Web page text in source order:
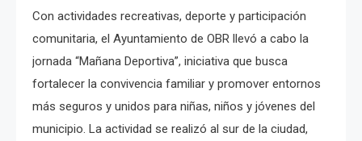
Con actividades recreativas, deporte y participación
comunitaria, el Ayuntamiento de OBR llevó a cabo la
jornada “Mañana Deportiva”, iniciativa que busca
fortalecer la convivencia familiar y promover entornos
más seguros y unidos para niñas, niños y jóvenes del
municipio. La actividad se realizó al sur de la ciudad,